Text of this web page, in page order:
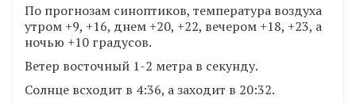
По прогнозам синоптиков, температура воздуха
утром +9, +16, днем +20, +22, вечером +18, +23, а
ночью +10 градусов.
Ветер восточный 1-2 метра в секунду.
Солнце всходит в 4:36, а заходит в 20:32.